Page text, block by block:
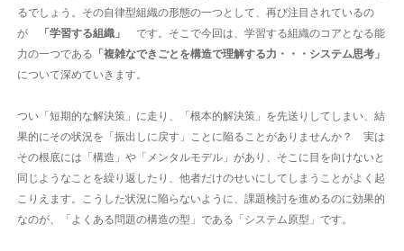
るでしょう。その自律型組織の形態の一つとして、再び注目されているの
が「学習する組織」 です。そこで今回は、学習する組織のコアとなる能
力の一つである 「複雑なできごとを構造で理解する力・・・システム思考」
について深めていきます。
つい「短期的な解決策」に走り、「根本的解決策」を先送りしてしまい、結
果的にその状況を「振出しに戻す」ことに陥ることがありませんか？ 実は
その根底には「構造」や「メンタルモデル」があり、そこに目を向けないと
同じようなことを繰り返したり、他者だけのせいにしてしまうことがよく起
こりえます。こうした状況に陥らないように、課題検討を進めるのに効果的
なのが、「よくある問題の構造の型」である「システム原型」です。